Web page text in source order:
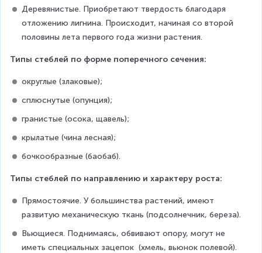
Деревянистые. Приобретают твердость благодаря
отложению лигнина. Происходит, начиная со второй
половины лета первого года жизни растения.
Типы стеблей по форме поперечного сечения:
округлые (злаковые);
сплюснутые (опунция);
гранистые (осока, щавель);
крылатые (чина лесная);
бочкообразные (баобаб).
Типы стеблей по направлению и характеру роста:
Прямостоячие. У большинства растений, имеют
развитую механическую ткань (подсолнечник, береза).
Вьющиеся. Поднимаясь, обвивают опору, могут не
иметь специальных зацепок  (хмель, вьюнок полевой).